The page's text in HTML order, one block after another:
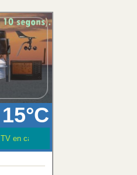
15°C
en caso que utilizen los datos